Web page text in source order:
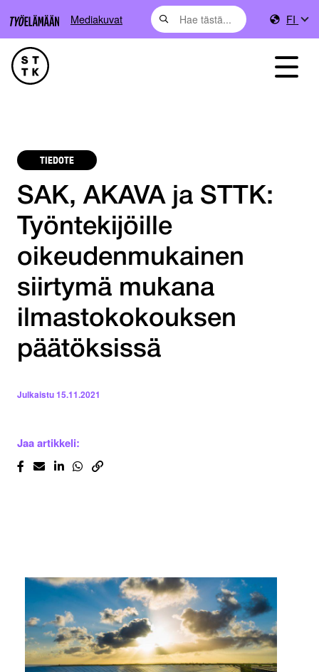
Mediakuvat FI
TIEDOTE
SAK, AKAVA ja STTK:
Työntekijöille
oikeudenmukainen
siirtymä mukana
ilmastokokouksen
päätöksissä
Julkaistu15.11.2021
Jaa artikkeli: